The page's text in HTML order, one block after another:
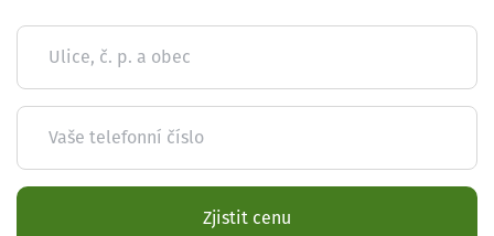
Ulice, č. p. a obec
Vaše telefonní číslo
Zjistit cenu